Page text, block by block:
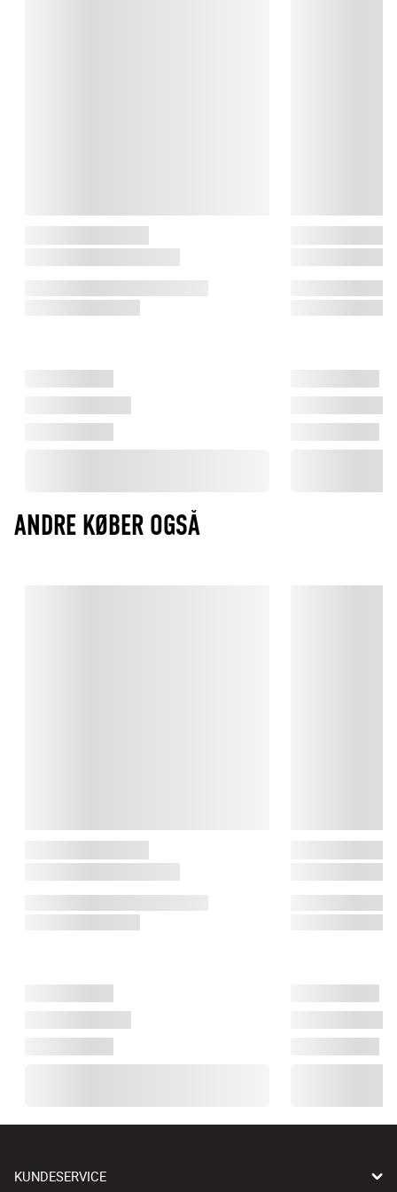
Læs mere om at vedligeholde dine stegepander her.
ANDRE KØBER OGSÅ
KUNDESERVICE